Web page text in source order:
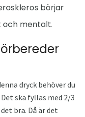
börjar
och mentalt.
dryck behöver du
ska fyllas med 2/3
bra. Då är det